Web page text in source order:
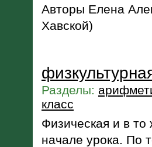
Авторы Елена
Хавской)
Разделы:
класс
Физическая и в то
начале урока. По